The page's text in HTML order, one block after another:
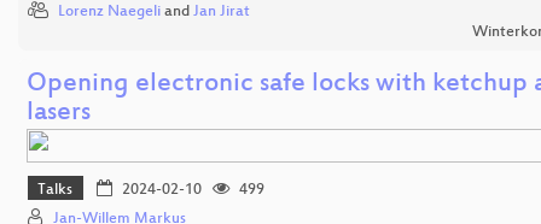
Lorenz Naegeli and Jan Jirat
Opening electronic safe locks with ketchup
lasers
Talks 2024-02-10
499
Jan-Willem Markus